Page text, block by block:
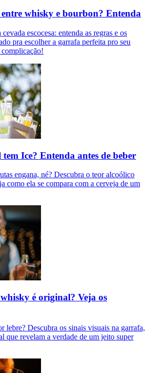
whisky e bourbon? Entenda
escocesa: entenda as regras e os
pra escolher a garrafa perfeita pro seu
complicação!
Ice? Entenda antes de beber
engana, né? Descubra o teor alcoólico
como ela se compara com a cerveja de um
é original? Veja os
lebre? Descubra os sinais visuais na garrafa,
que revelam a verdade de um jeito super